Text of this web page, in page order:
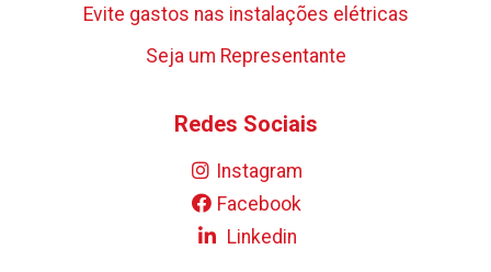
Evite gastos nas instalações elétricas
Seja um Representante
Redes Sociais
Instagram
Facebook
Linkedin